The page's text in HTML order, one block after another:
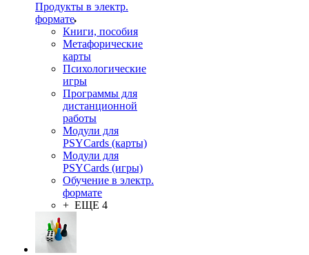
Продукты в электр.
формате
Книги, пособия
Метафорические
карты
Психологические
игры
Программы для
дистанционной
работы
Модули для
PSYCards (карты)
Модули для
PSYCards (игры)
Обучение в электр.
формате
+ ЕЩЕ 4